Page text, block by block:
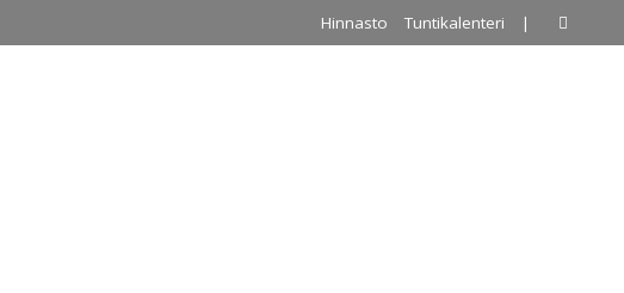
Hinnasto Tuntikalenteri |